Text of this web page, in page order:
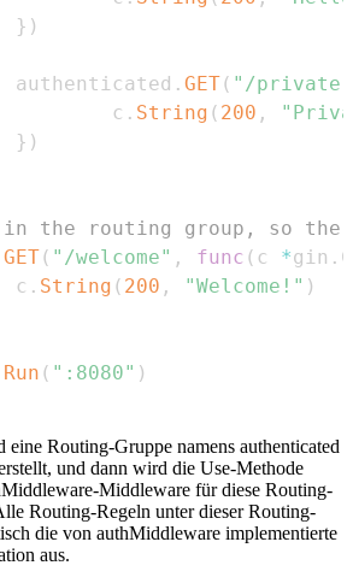
} )
authenticated
. GET( "/private"
c
. String ( 200 ,
} )
the routing group, so the
GET( "/welcome" , func ( c *gin .
c
. String ( 200 , "Welcome!" )
Run ( ":8080" )
Routing-Gruppe namens authenticated
und dann wird die Use-Methode
Middleware für diese Routing-
Routing-Regeln unter dieser Routing-
die von authMiddleware implementierte
aus.